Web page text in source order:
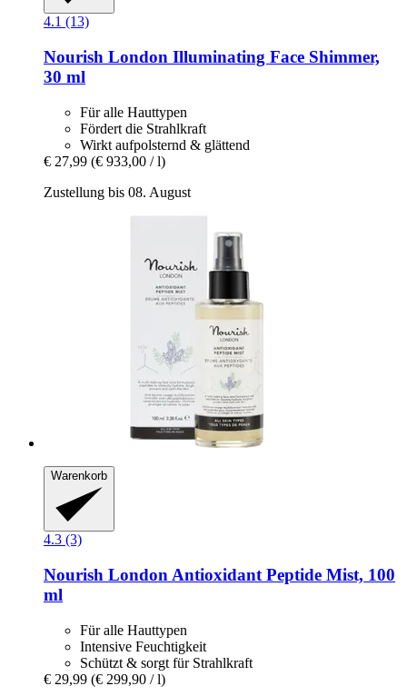
4.1 (13)
Nourish London Illuminating Face Shimmer,
30 ml
Für alle Hauttypen
Fördert die Strahlkraft
Wirkt aufpolsternd & glättend
€ 27,99 (€ 933,00 / l)
Zustellung bis 08. August
Warenkorb
4.3 (3)
Nourish London Antioxidant Peptide Mist, 100
ml
Für alle Hauttypen
Intensive Feuchtigkeit
Schützt & sorgt für Strahlkraft
€ 29,99 (€ 299,90 / l)